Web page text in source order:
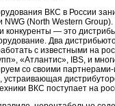
ВКС в России
(North Western
конкуренты — это
Два
с известными на
«Атлантис», IBS, и
со своими партнерами-
ВКС поступает на